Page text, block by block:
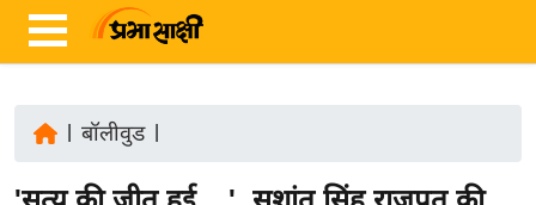
बॉलीवुड|